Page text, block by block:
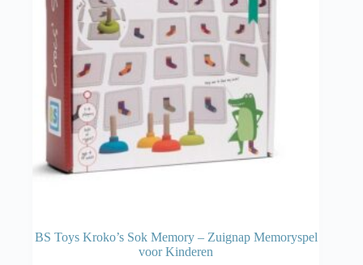
BS Toys Kroko’s Sok Memory – Zuignap Memoryspel
voor Kinderen